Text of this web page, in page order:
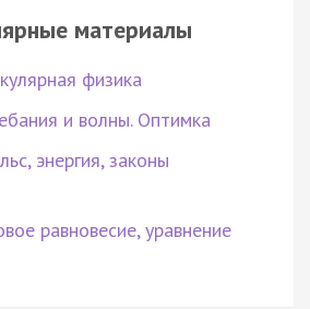
материалы
физика
и волны. Оптимка
энергия, законы
равновесие, уравнение